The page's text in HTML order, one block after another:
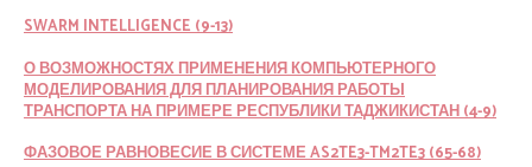
SWARM INTELLIGENCE (9-13)
О ВОЗМОЖНОСТЯХ ПРИМЕНЕНИЯ КОМПЬЮТЕРНОГО
МОДЕЛИРОВАНИЯ ДЛЯ ПЛАНИРОВАНИЯ РАБОТЫ
ТРАНСПОРТА НА ПРИМЕРЕ РЕСПУБЛИКИ ТАДЖИКИСТАН (4-9)
ФАЗОВОЕ РАВНОВЕСИЕ В СИСТЕМЕ AS2TE3-TM2TE3 (65-68)